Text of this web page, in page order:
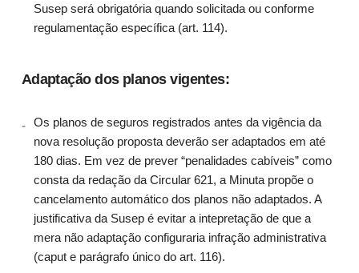
Susep será obrigatória quando solicitada ou conforme
regulamentação específica (art. 114).
Adaptação dos planos vigentes:
Os planos de seguros registrados antes da vigência da
nova resolução proposta deverão ser adaptados em até
180 dias. Em vez de prever “penalidades cabíveis” como
consta da redação da Circular 621, a Minuta propõe o
cancelamento automático dos planos não adaptados. A
justificativa da Susep é evitar a intepretação de que a
mera não adaptação configuraria infração administrativa
(caput e parágrafo único do art. 116).